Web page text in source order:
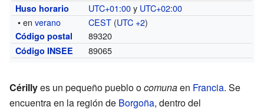
Huso horario UTC+01:00y UTC+02:00
• enverano CEST (UTC +2)
Código postal 89320
Código INSEE 89065
Cérillyes un pequeño pueblo ocomunaen Francia. Se
encuentra en la región de Borgoña, dentro del